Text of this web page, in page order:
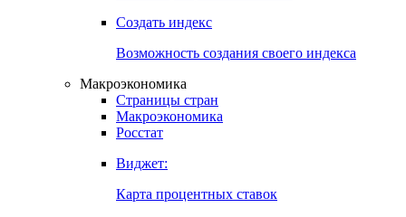
Создать индекс
Возможность создания своего индекса
Макроэкономика
Страницы стран
Макроэкономика
Росстат
Виджет:
Карта процентных ставок